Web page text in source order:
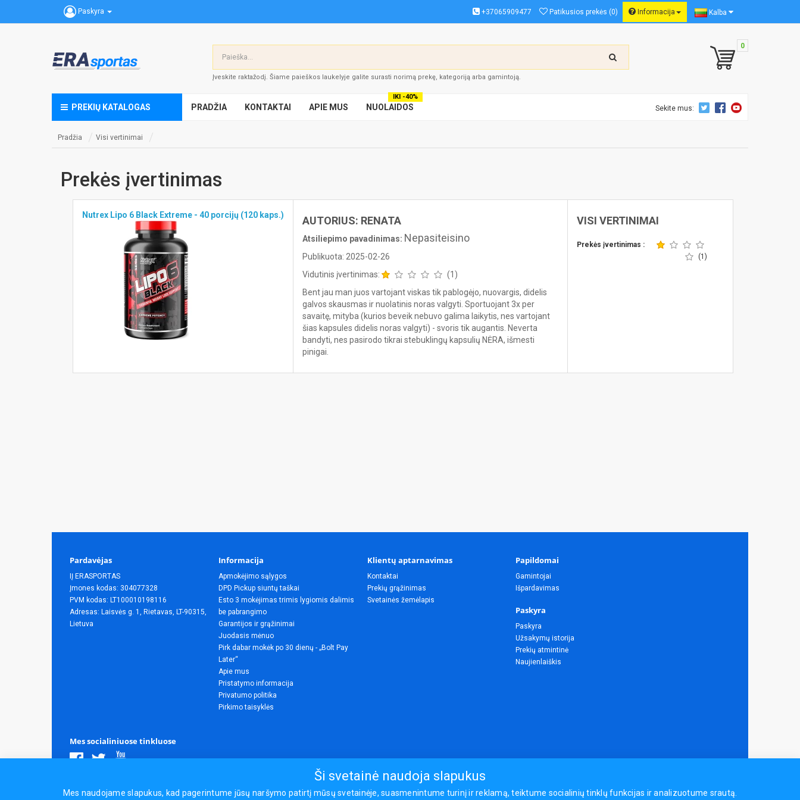
Paskyra +37065909477 Patikusios prekės (0) Informacija Kalba
Įveskite raktažodį. Šiame paieškos laukelyje galite surasti norimą prekę, kategoriją arba gamintoją.
0
PREKIŲ KATALOGAS PRADŽIA KONTAKTAI APIE MUS NUOLAIDOS
IKI -40%
Sekite mus:
Pradžia Visi vertinimai
Prekės įvertinimas
Nutrex Lipo 6 Black Extreme - 40 porcijų (120 kaps.) AUTORIUS: RENATA
Atsiliepimo pavadinimas: Nepasiteisino
Publikuota: 2025-02-26
Vidutinis įvertinimas:
(1)
Bent jau man juos vartojant viskas tik pablogėjo, nuovargis, didelis
galvos skausmas ir nuolatinis noras valgyti. Sportuojant 3x per
savaitę, mityba (kurios beveik nebuvo galima laikytis, nes vartojant
šias kapsules didelis noras valgyti) - svoris tik augantis. Neverta
bandyti, nes pasirodo tikrai stebuklingų kapsulių NĖRA, išmesti
pinigai.
VISI VERTINIMAI
Prekės įvertinimas :
(1)
Pardavėjas
IĮ ERASPORTAS
Įmones kodas: 304077328
PVM kodas: LT100010198116
Adresas: Laisvės g. 1, Rietavas, LT-90315,
Lietuva
Informacija
Apmokėjimo sąlygos
DPD Pickup siuntų taškai
Esto 3 mokėjimas trimis lygiomis dalimis
be pabrangimo
Garantijos ir grąžinimai
Juodasis mėnuo
Pirk dabar mokėk po 30 dienų - „Bolt Pay
Later“
Apie mus
Pristatymo informacija
Privatumo politika
Pirkimo taisyklės
Klientų aptarnavimas
Kontaktai
Prekių grąžinimas
Svetainės žemėlapis
Papildomai
Gamintojai
Išpardavimas
Paskyra
Paskyra
Užsakymų istorija
Prekių atmintinė
Naujienlaiškis
Mes socialiniuose tinkluose
Ši svetainė naudoja slapukus
Mes naudojame slapukus, kad pagerintume jūsų naršymo patirtį mūsų svetainėje, suasmenintume turinį ir reklamą, teiktume socialinių tinklų funkcijas ir analizuotume srautą.